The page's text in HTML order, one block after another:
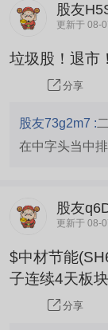
股友
更新于 08-
垃圾股！退市！
分享
股友73g2m7 :
在中字头当中
股友
更新于 08-
$中材节能
子连续4天板
分享